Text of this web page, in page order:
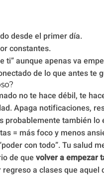
desde el primer día.
constantes.
ti” aunque apenas va
de lo que antes te
no te hace débil, te
Apaga notificaciones,
probablemente también
= más foco y menos
con todo”. Tu salud
de que volver a empezar
a clases que